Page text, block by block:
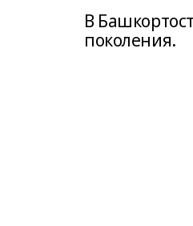
В
поколения.